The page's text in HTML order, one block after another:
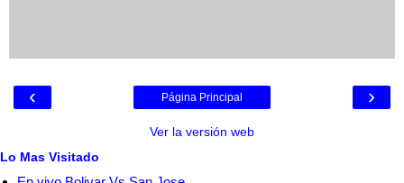
‹ ›
Página Principal
Ver la versión web
Lo Mas Visitado